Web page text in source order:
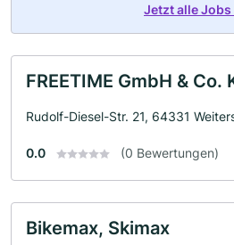
Jetzt alle
FREETIME GmbH & Co.
Rudolf-Diesel-Str. 21, 64331
0.0 (0 Bewertungen)
Bikemax, Skimax